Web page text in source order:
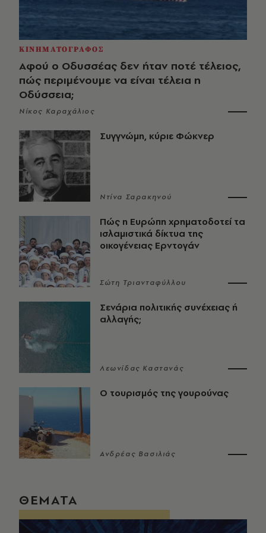
ΚΙΝΗΜΑΤΟΓΡΑΦΟΣ
Αφού ο Οδυσσέας δεν ήταν ποτέ τέλειος,
πώς περιμένουμε να είναι τέλεια η
Οδύσσεια;
Νίκος Καραχάλιος
Συγγνώμη, κύριε Φώκνερ
Ντίνα Σαρακηνού
Πώς η Ευρώπη χρηματοδοτεί τα
ισλαμιστικά δίκτυα της
οικογένειας Ερντογάν
Σώτη Τριανταφύλλου
Σενάρια πολιτικής συνέχειας ή
αλλαγής;
Λεωνίδας Καστανάς
Ο τουρισμός της γουρούνας
Ανδρέας Βασιλιάς
ΘΕΜΑΤΑ